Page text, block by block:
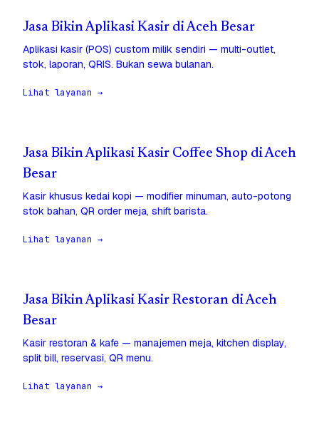
Jasa Bikin Aplikasi Kasir di Aceh Besar
Aplikasi kasir (POS) custom milik sendiri — multi-outlet,
stok, laporan, QRIS. Bukan sewa bulanan.
Lihat layanan →
Jasa Bikin Aplikasi Kasir Coffee Shop di Aceh
Besar
Kasir khusus kedai kopi — modifier minuman, auto-potong
stok bahan, QR order meja, shift barista.
Lihat layanan →
Jasa Bikin Aplikasi Kasir Restoran di Aceh
Besar
Kasir restoran & kafe — manajemen meja, kitchen display,
split bill, reservasi, QR menu.
Lihat layanan →